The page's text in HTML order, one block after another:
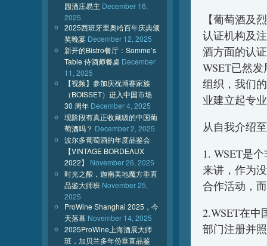
【葡萄酒及
认证机构及
酒方面的认
WSET已然
组织，我们
业建立起专
从自我介绍
1. WSET是
来讲，作为
合作活动，
2.WSET在
部门注册并
园酒庄易主 December 16,
2025
2025西班牙里奥哈百年庆典颁
奖晚宴 December 12, 2025
新开的Bistro餐厅：Somme’s
Table 侍酒师餐桌 December
11, 2025
【视频】参加庆祝博赛家族
（BOISSET）进入中国市场
30 周年 December 4, 2025
现阶段有真正收藏级的中国葡
萄酒吗？ December 2, 2025
波尔多葡萄酒的年度品鉴会
【VINTAGE BORDEAUX
2022】
November 26, 2025
时光之酿，迦南美地魔方垂直
品鉴大师班 November 25,
2025
ProWine Shanghai 2025，今
天落幕 November 14, 2025
2025ProWine上海酒展大师
班，加贝兰多年份垂直品鉴